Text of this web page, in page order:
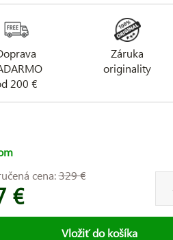
200 €
Záruka
originality
cena:329 €
€
Vložiť do košíka